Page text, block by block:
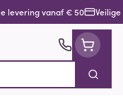
levering vanaf € 50
Zoek